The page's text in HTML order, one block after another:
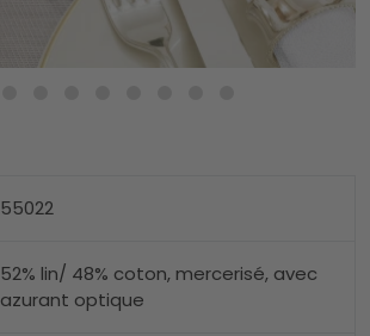
55022
52% lin/ 48% coton, mercerisé, avec
azurant optique